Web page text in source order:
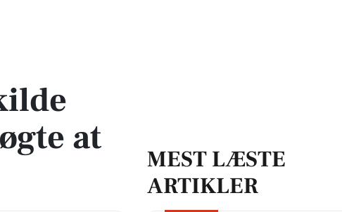
at
MEST LÆSTE
ARTIKLER